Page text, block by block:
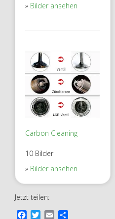
Bilder ansehen
Carbon Cleaning
10 Bilder
Bilder ansehen
Jetzt teilen: